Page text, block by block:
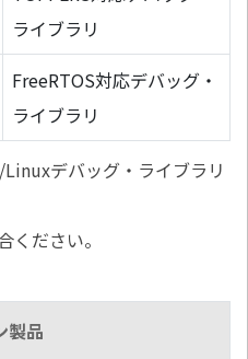
ライブラリ
FreeRTOS対応デバッグ・
ライブラリ
デバッグ・ライブラリ
ださい。
製品